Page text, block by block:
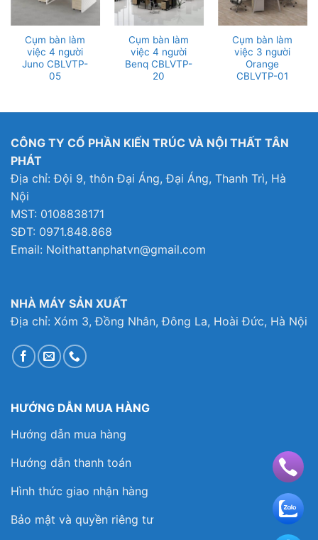
Cụm bàn làm
việc 4 người
Juno CBLVTP-
05
Cụm bàn làm
việc 4 người
Benq CBLVTP-
20
Cụm bàn làm
việc 3 người
Orange
CBLVTP-01
CÔNG TY CỔ PHẦN KIẾN TRÚC VÀ NỘI THẤT TÂN
PHÁT
Địa chỉ: Đội 9, thôn Đại Áng, Đại Áng, Thanh Trì, Hà
Nội
MST: 0108838171
SĐT: 0971.848.868
Email: Noithattanphatvn@gmail.com
NHÀ MÁY SẢN XUẤT
Địa chỉ: Xóm 3, Đồng Nhân, Đông La, Hoài Đức, Hà Nội
HƯỚNG DẪN MUA HÀNG
Hướng dẫn mua hàng
Hướng dẫn thanh toán
Hình thức giao nhận hàng
Bảo mật và quyền riêng tư